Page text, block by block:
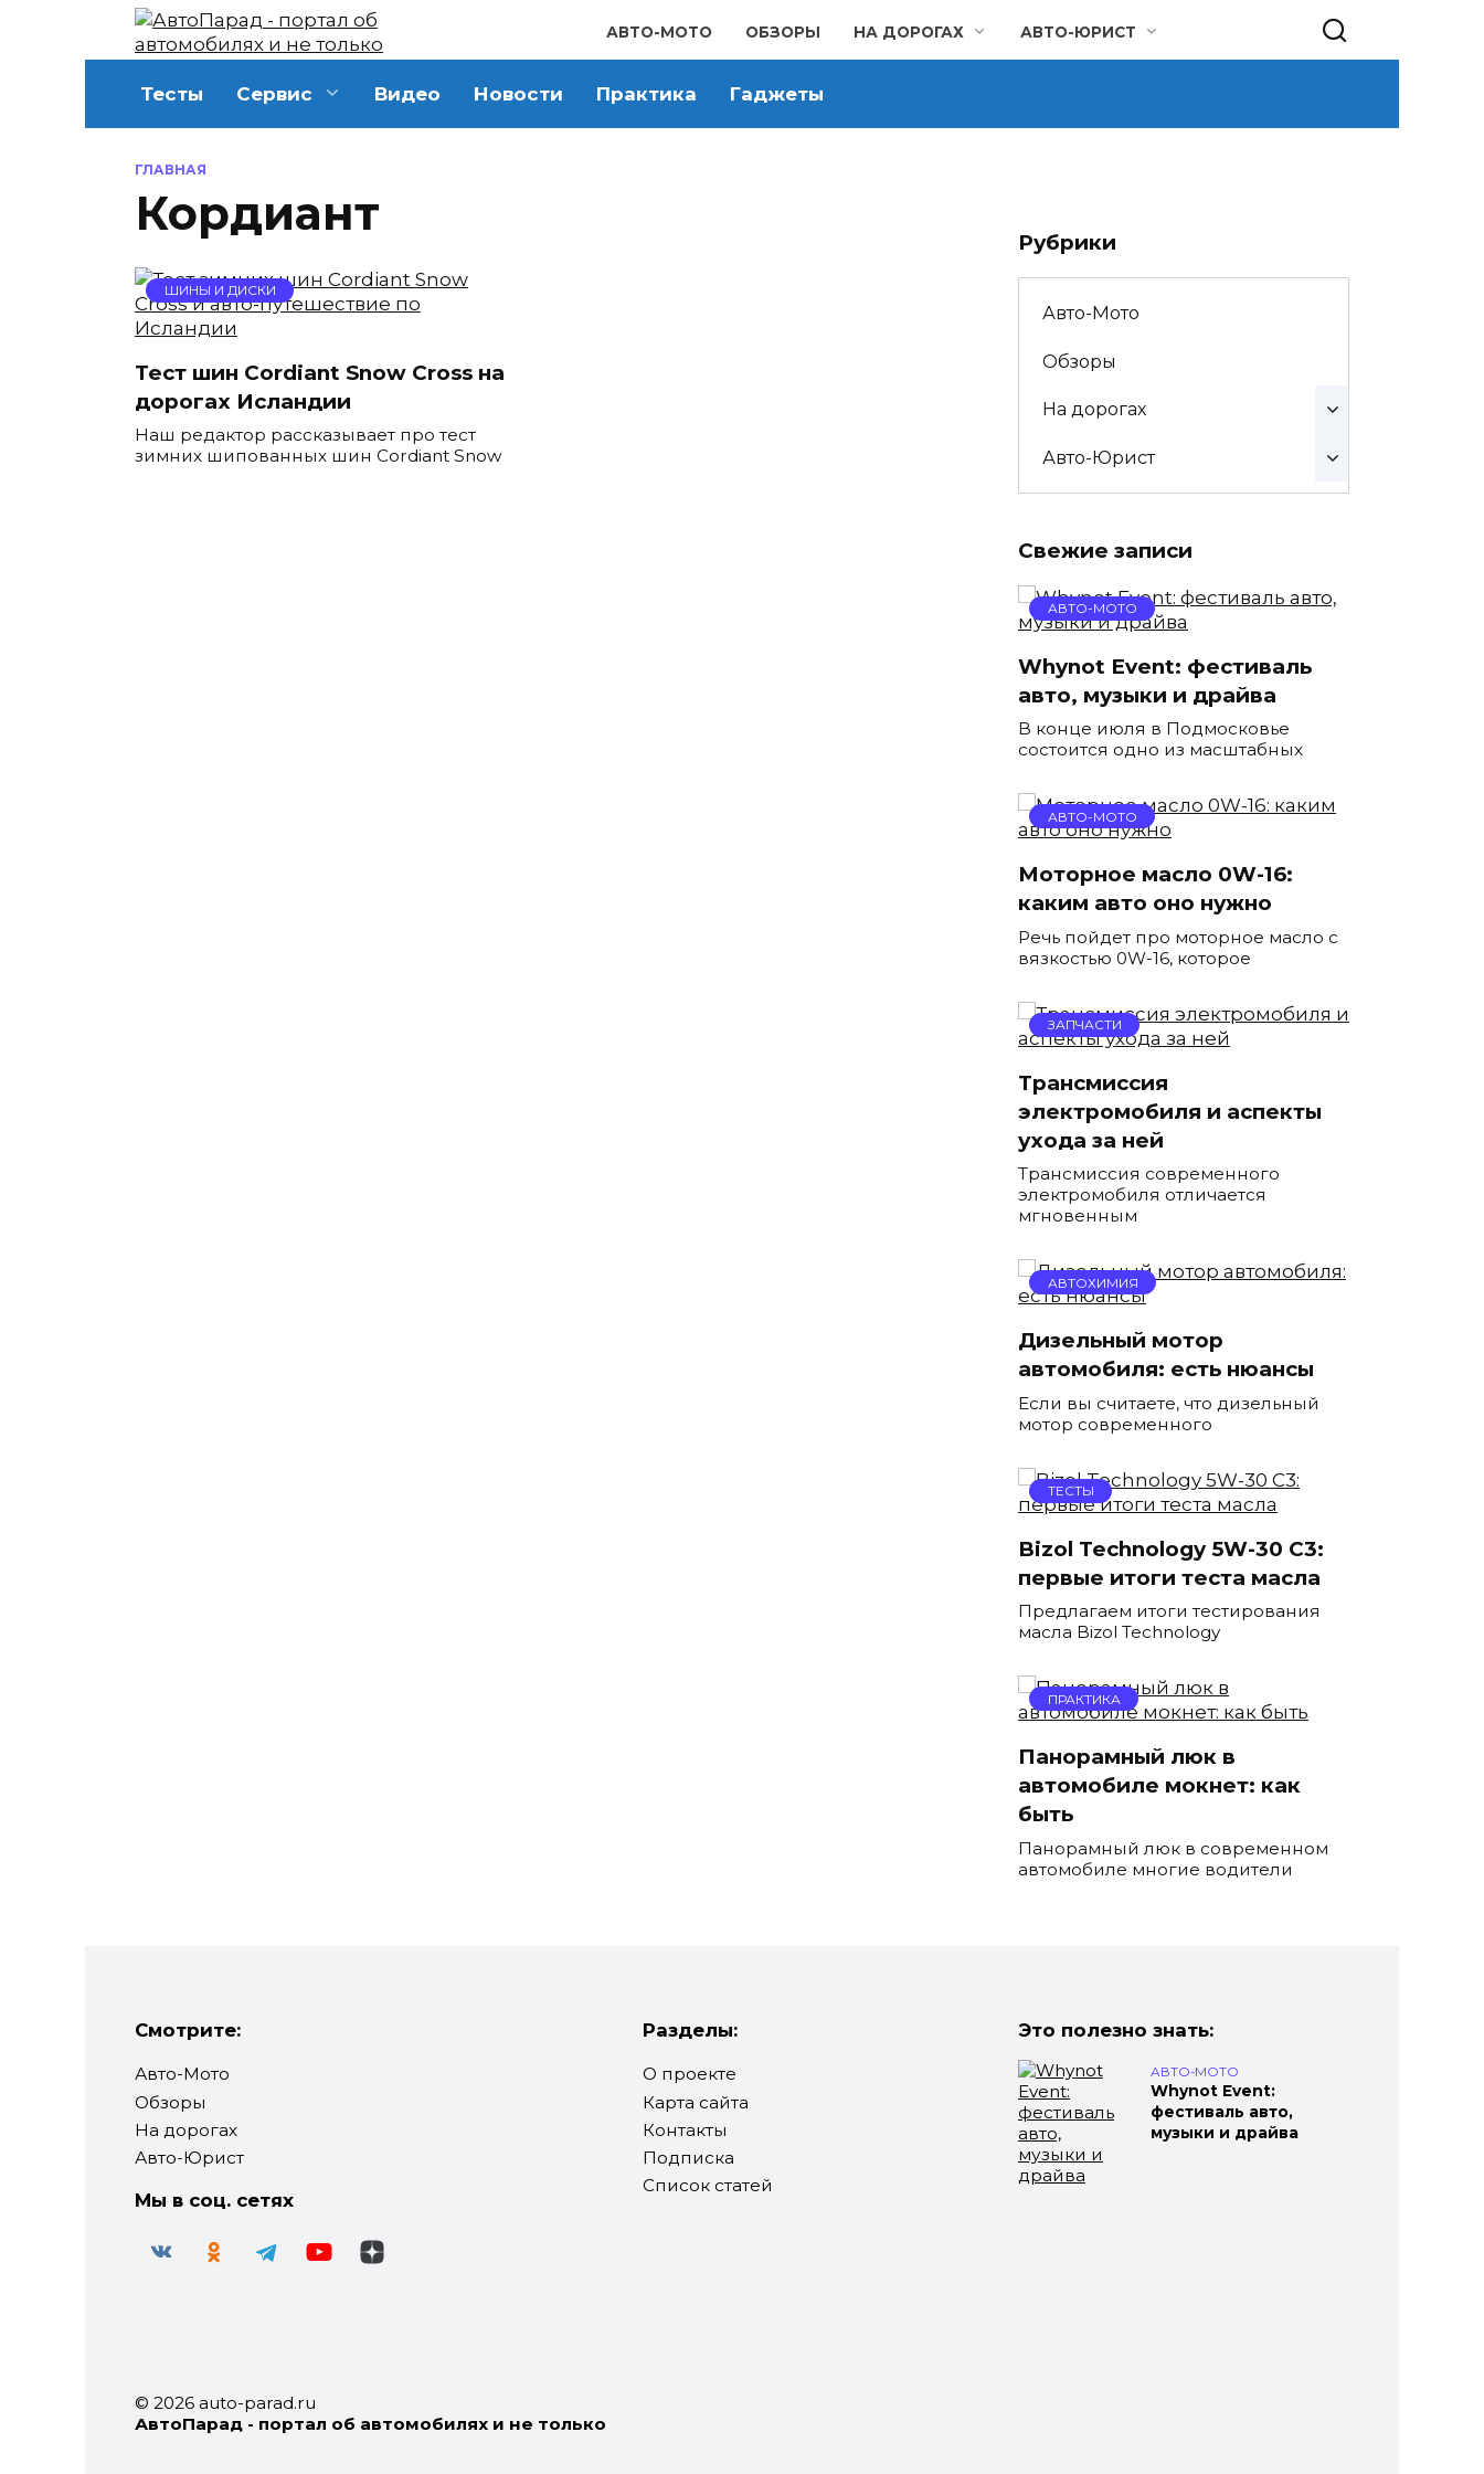
содержанию
АВТО-МОТО ОБЗОРЫ НА ДОРОГАХ АВТО-ЮРИСТ
Тесты Сервис Видео Новости Практика Гаджеты
ГЛАВНАЯ
Кордиант
ШИНЫ И ДИСКИ
Тест шин Cordiant Snow Cross на
дорогах Исландии
Наш редактор рассказывает про тест
зимних шипованных шин Cordiant Snow
Рубрики
Авто-Мото
Обзоры
На дорогах
Авто-Юрист
Свежие записи
АВТО-МОТО
Whynot Event: фестиваль
авто, музыки и драйва
В конце июля в Подмосковье
состоится одно из масштабных
АВТО-МОТО
Моторное масло 0W-16:
каким авто оно нужно
Речь пойдет про моторное масло с
вязкостью 0W-16, которое
ЗАПЧАСТИ
Трансмиссия
электромобиля и аспекты
ухода за ней
Трансмиссия современного
электромобиля отличается
мгновенным
АВТОХИМИЯ
Дизельный мотор
автомобиля: есть нюансы
Если вы считаете, что дизельный
мотор современного
ТЕСТЫ
Bizol Technology 5W-30 C3:
первые итоги теста масла
Предлагаем итоги тестирования
масла Bizol Technology
ПРАКТИКА
Панорамный люк в
автомобиле мокнет: как
быть
Панорамный люк в современном
автомобиле многие водители
Смотрите:
Авто-Мото
Обзоры
На дорогах
Авто-Юрист
Мы в соц. сетях
Разделы:
О проекте
Карта сайта
Контакты
Подписка
Список статей
Это полезно знать:
АВТО-МОТО
Whynot Event:
фестиваль авто,
музыки и драйва
© 2026 auto-parad.ru
АвтоПарад - портал об автомобилях и не только